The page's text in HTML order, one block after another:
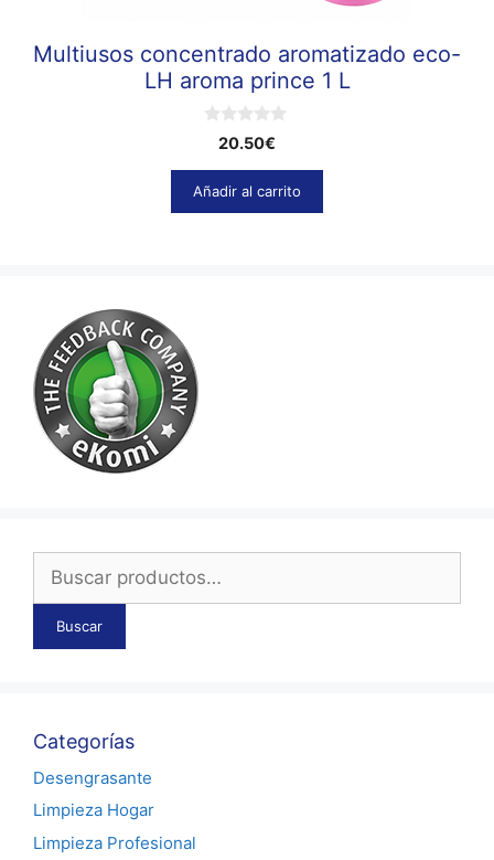
Multiusos concentrado aromatizado eco-
LH aroma prince 1 L
e
5
20.50€
Añadir al carrito
por:
Buscar
Categorías
Desengrasante
Limpieza Hogar
Limpieza Profesional